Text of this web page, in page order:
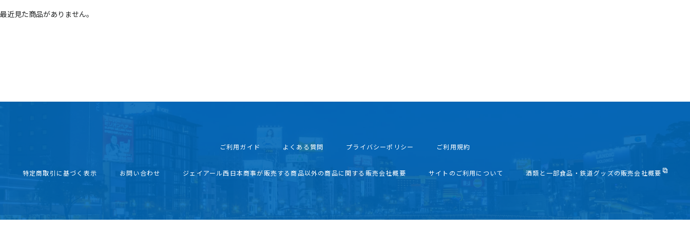
最近見た商品がありません。
ご利用ガイド よくある質問 プライバシーポリシー ご利用規約
特定商取引に基づく表示 お問い合わせ ジェイアール西日本商事が販売する商品以外の商品に関する販売会社概要 サイトのご利用について 酒類と一部食品・鉄道グッズの販売会社概要